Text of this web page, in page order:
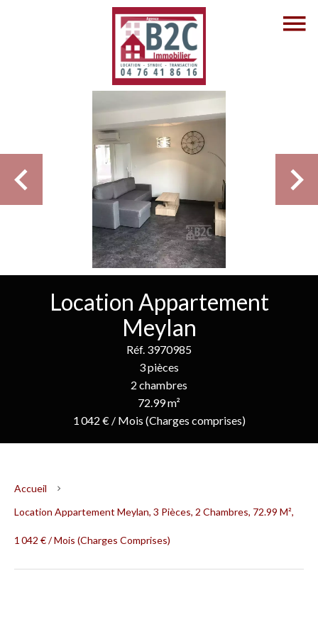
Location Appartement
Meylan
Réf. 3970985
3 pièces
2 chambres
72.99 m²
1 042 € / Mois (Charges comprises)
Accueil
Location Appartement Meylan, 3 Pièces, 2 Chambres, 72.99 M²,
1 042 € / Mois (Charges Comprises)